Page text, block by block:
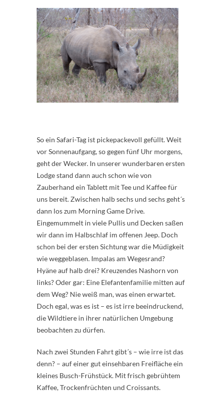
So ein Safari-Tag ist pickepackevoll gefüllt. Weit
vor Sonnenaufgang, so gegen fünf Uhr morgens,
geht der Wecker. In unserer wunderbaren ersten
Lodge stand dann auch schon wie von
Zauberhand ein Tablett mit Tee und Kaffee für
uns bereit. Zwischen halb sechs und sechs geht´s
dann los zum Morning Game Drive.
Eingemummelt in viele Pullis und Decken saßen
wir dann im Halbschlaf im offenen Jeep. Doch
schon bei der ersten Sichtung war die Müdigkeit
wie weggeblasen. Impalas am Wegesrand?
Hyäne auf halb drei? Kreuzendes Nashorn von
links? Oder gar: Eine Elefantenfamilie mitten auf
dem Weg? Nie weiß man, was einen erwartet.
Doch egal, was es ist – es ist irre beeindruckend,
die Wildtiere in ihrer natürlichen Umgebung
beobachten zu dürfen.
Nach zwei Stunden Fahrt gibt´s – wie irre ist das
denn? – auf einer gut einsehbaren Freifläche ein
kleines Busch-Frühstück. Mit frisch gebrühtem
Kaffee, Trockenfrüchten und Croissants.